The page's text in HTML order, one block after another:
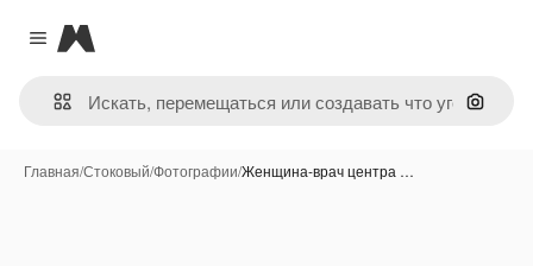
Close menu
Magnific
Поиск
Главная/Стоковый/Фотографии/Женщина-врач центра …